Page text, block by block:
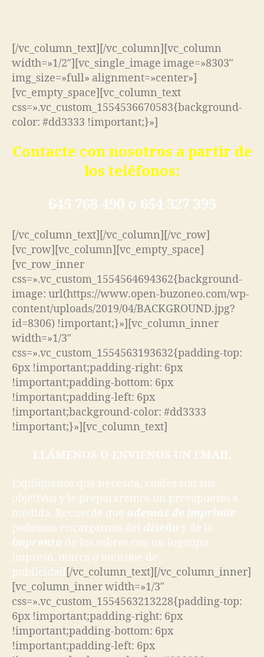
[/vc_column_text][/vc_column][vc_column
width=»1/2″][vc_single_image image=»8303″
img_size=»full» alignment=»center»]
[vc_empty_space][vc_column_text
css=».vc_custom_1554536670583{background-
color: #dd3333 !important;}»]
Contacte con nosotros a partir de
los teléfonos:
645 768 490 o 654 327 395
[/vc_column_text][/vc_column][/vc_row]
[vc_row][vc_column][vc_empty_space]
[vc_row_inner
css=».vc_custom_1554564694362{background-
image: url(https://www.open-buzoneo.com/wp-
content/uploads/2019/04/BACKGROUND.jpg?
id=8306) !important;}»][vc_column_inner
width=»1/3″
css=».vc_custom_1554563193632{padding-top:
6px !important;padding-right: 6px
!important;padding-bottom: 6px
!important;padding-left: 6px
!important;background-color: #dd3333
!important;}»][vc_column_text]
LLÁMENOS O ENVIENOS UN EMAIL
Explíquenos qué necesita, cuáles son sus
objetivos y le prepararemos un presupuesto a
medida. Recuerde que además de imprimir
podemos encargarnos del diseño y de la
imprenta de los sobres con un logotipo
impreso, marca o mensaje de
publicidad[/vc_column_text][/vc_column_inner]
[vc_column_inner width=»1/3″
css=».vc_custom_1554563213228{padding-top:
6px !important;padding-right: 6px
!important;padding-bottom: 6px
!important;padding-left: 6px